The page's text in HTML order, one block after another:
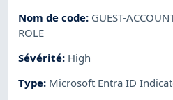
Nom de code: GUEST-
ROLE
Sévérité: High
Type: Microsoft Entra ID